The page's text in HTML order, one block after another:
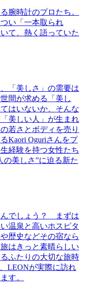
腕時計のプロたち。
い「一本取られ
て、熱く語っていた
「美しさ」の需要は
間が求める「美し
はいないか、そんな
美しい人」が生まれ
若さとボディを売り
Kaori Oguriさんをプ
経験を持つ女性たち
の美しさ”に迫る新た
んでしょう？ まずは
温泉と高いホスピタ
歴史などその宿なら
はきっと素晴らしい
ふたりの大切な旅時
LEONが実際に訪れ
す。